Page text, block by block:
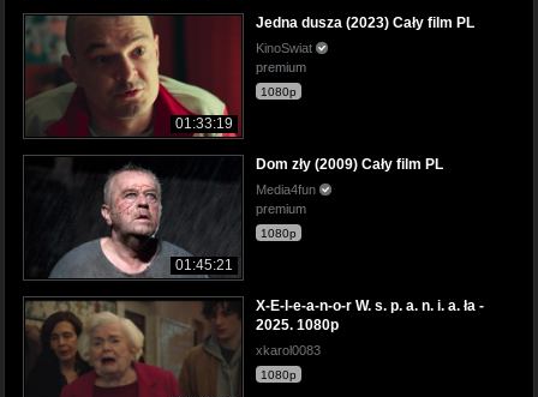
01:33:19
Jedna dusza (2023) Cały film PL
KinoSwiat
premium
1080p
01:45:21
Dom zły (2009) Cały film PL
Media4fun
premium
1080p
X-E-l-e-a-n-o-r W. s. p. a. n. i. a. ła -
2025. 1080p
xkarol0083
1080p